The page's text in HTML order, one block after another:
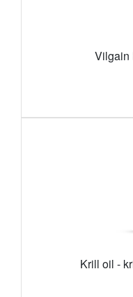
Vilgain
Krill oil -